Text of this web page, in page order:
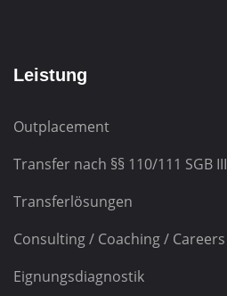
Leistung
Outplacement
Transfer nach §§ 110/111 SGB III
Transferlösungen
Consulting / Coaching / Careers
Eignungsdiagnostik